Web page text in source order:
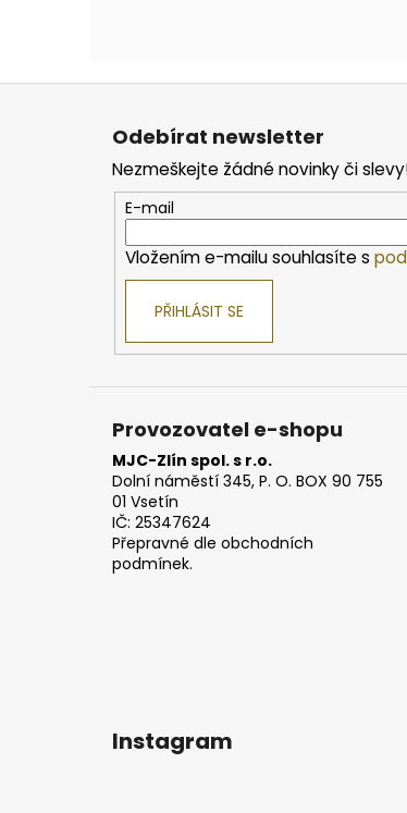
Z
Odebírat newsletter
Nezmeškejte žádné novinky či
E-mail
Vložením e-mailu souhlasíte s
PŘIHLÁSIT SE
Provozovatel e-shopu
MJC-Zlín spol. s r.o.
Dolní náměstí 345, P. O. BOX 90 755
01 Vsetín
IČ: 25347624
Přepravné dle obchodních
podmínek.
Instagram